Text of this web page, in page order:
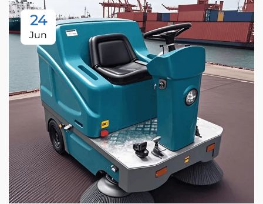
24
Jun